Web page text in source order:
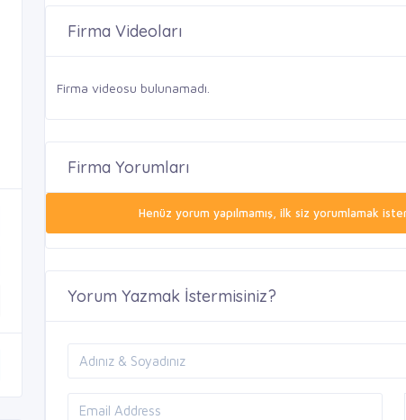
Firma Videoları
Firma videosu bulunamadı.
Firma Yorumları
Henüz yorum yapılmamış, ilk siz yorumlamak
Yorum Yazmak İstermisiniz?